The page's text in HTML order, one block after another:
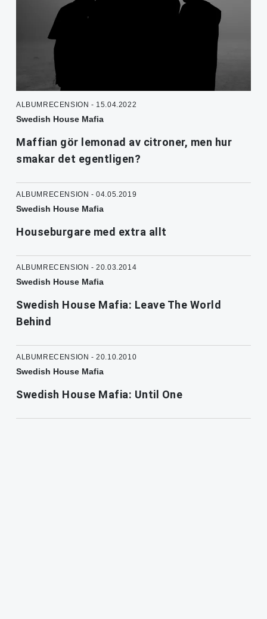
ALBUMRECENSION - 15.04.2022
Swedish House Mafia
Maffian gör lemonad av citroner, men hur
smakar det egentligen?
ALBUMRECENSION - 04.05.2019
Swedish House Mafia
Houseburgare med extra allt
ALBUMRECENSION - 20.03.2014
Swedish House Mafia
Swedish House Mafia: Leave The World
Behind
ALBUMRECENSION - 20.10.2010
Swedish House Mafia
Swedish House Mafia: Until One